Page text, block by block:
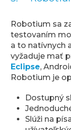
Robotium sa
testovaním
a to natívnych
vyžaduje mať
Eclipse,
Robotium je
Dostupný
Slúži na